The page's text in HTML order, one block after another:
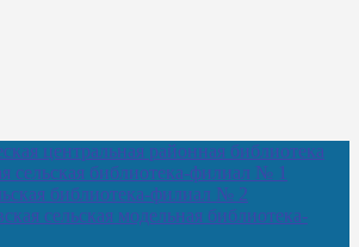
центральная районная библиотека
сельская библиотека-филиал № 1
библиотека-филиал № 2
сельская модельная библиотека-